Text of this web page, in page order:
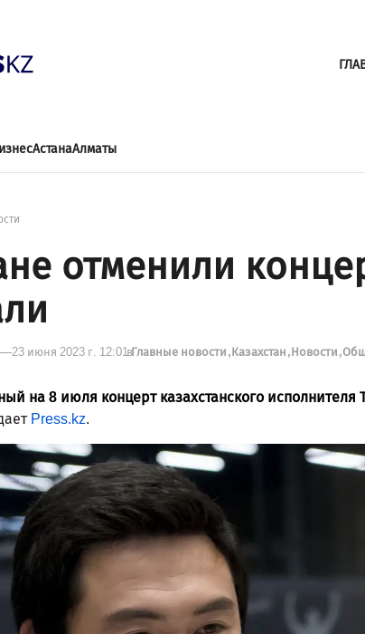
АстанаАлматы
отменили
23 июня 2023 г. 12:01вГлавные новости Казахстан Новости
на 8 июля концерт казахстанского исполнителя
Press.kz.